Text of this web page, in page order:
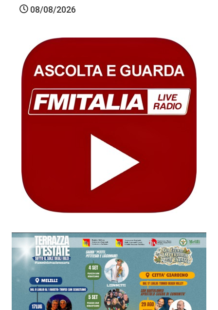
08/08/2026